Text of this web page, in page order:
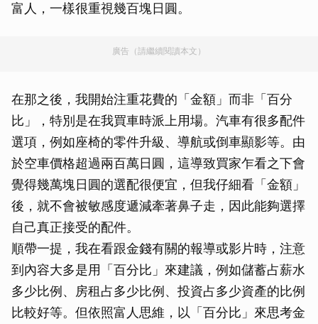
富人，一樣很重視幾百塊日圓。
廣告（請繼續閱讀本文）
在那之後，我開始注重花費的「金額」而非「百分
比」，特別是在我買車時派上用場。汽車有很多配件
選項，例如座椅的零件升級、導航或倒車顯影等。由
於空車價格超過兩百萬日圓，這導致買家乍看之下會
覺得幾萬塊日圓的選配很便宜，但我仔細看「金額」
後，就不會被敏感度遞減牽著鼻子走，因此能夠選擇
自己真正接受的配件。
順帶一提，我在看跟金錢有關的報導或影片時，注意
到內容大多是用「百分比」來建議，例如儲蓄占薪水
多少比例、房租占多少比例、投資占多少資產的比例
比較好等。但依照富人思維，以「百分比」來思考金